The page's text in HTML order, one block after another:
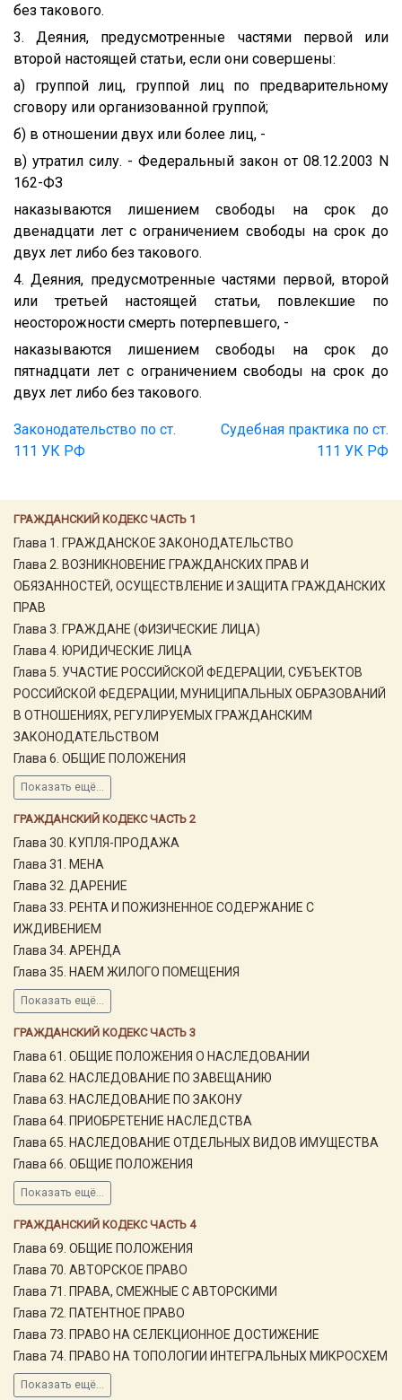
ГРАЖДАНСКИЙ КОДЕКС ЧАСТЬ 1
Глава 1. ГРАЖДАНСКОЕ ЗАКОНОДАТЕЛЬСТВО
Глава 2. ВОЗНИКНОВЕНИЕ ГРАЖДАНСКИХ ПРАВ И
ОБЯЗАННОСТЕЙ, ОСУЩЕСТВЛЕНИЕ И ЗАЩИТА ГРАЖДАНСКИХ
ПРАВ
Глава 3. ГРАЖДАНЕ (ФИЗИЧЕСКИЕ ЛИЦА)
Глава 4. ЮРИДИЧЕСКИЕ ЛИЦА
Глава 5. УЧАСТИЕ РОССИЙСКОЙ ФЕДЕРАЦИИ, СУБЪЕКТОВ
РОССИЙСКОЙ ФЕДЕРАЦИИ, МУНИЦИПАЛЬНЫХ ОБРАЗОВАНИЙ
В ОТНОШЕНИЯХ, РЕГУЛИРУЕМЫХ ГРАЖДАНСКИМ
ЗАКОНОДАТЕЛЬСТВОМ
Глава 6. ОБЩИЕ ПОЛОЖЕНИЯ
Показать ещё...
ГРАЖДАНСКИЙ КОДЕКС ЧАСТЬ 2
Глава 30. КУПЛЯ-ПРОДАЖА
Глава 31. МЕНА
Глава 32. ДАРЕНИЕ
Глава 33. РЕНТА И ПОЖИЗНЕННОЕ СОДЕРЖАНИЕ С
ИЖДИВЕНИЕМ
Глава 34. АРЕНДА
Глава 35. НАЕМ ЖИЛОГО ПОМЕЩЕНИЯ
Показать ещё...
ГРАЖДАНСКИЙ КОДЕКС ЧАСТЬ 3
Глава 61. ОБЩИЕ ПОЛОЖЕНИЯ О НАСЛЕДОВАНИИ
Глава 62. НАСЛЕДОВАНИЕ ПО ЗАВЕЩАНИЮ
Глава 63. НАСЛЕДОВАНИЕ ПО ЗАКОНУ
Глава 64. ПРИОБРЕТЕНИЕ НАСЛЕДСТВА
Глава 65. НАСЛЕДОВАНИЕ ОТДЕЛЬНЫХ ВИДОВ ИМУЩЕСТВА
Глава 66. ОБЩИЕ ПОЛОЖЕНИЯ
Показать ещё...
ГРАЖДАНСКИЙ КОДЕКС ЧАСТЬ 4
Глава 69. ОБЩИЕ ПОЛОЖЕНИЯ
Глава 70. АВТОРСКОЕ ПРАВО
Глава 71. ПРАВА, СМЕЖНЫЕ С АВТОРСКИМИ
Глава 72. ПАТЕНТНОЕ ПРАВО
Глава 73. ПРАВО НА СЕЛЕКЦИОННОЕ ДОСТИЖЕНИЕ
Глава 74. ПРАВО НА ТОПОЛОГИИ ИНТЕГРАЛЬНЫХ МИКРОСХЕМ
Показать ещё...
без такового.
3. Деяния, предусмотренные частями первой или
второй настоящей статьи, если они совершены:
а) группой лиц, группой лиц по предварительному
сговору или организованной группой;
б) в отношении двух или более лиц, -
в) утратил силу. - Федеральный закон от 08.12.2003 N
162-ФЗ
наказываются лишением свободы на срок до
двенадцати лет с ограничением свободы на срок до
двух лет либо без такового.
4. Деяния, предусмотренные частями первой, второй
или третьей настоящей статьи, повлекшие по
неосторожности смерть потерпевшего, -
наказываются лишением свободы на срок до
пятнадцати лет с ограничением свободы на срок до
двух лет либо без такового.
Законодательство по ст.
111 УК РФ
Судебная практика по ст.
111 УК РФ